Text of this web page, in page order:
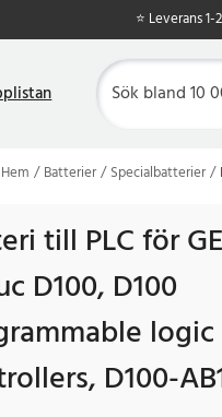
⭐ Leverans 1-
Hem Batterier Specialbatterier
till PLC för GE
D100, D100
logic
D100-